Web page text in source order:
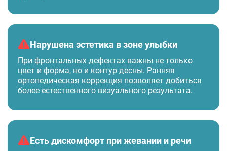
Нарушена эстетика в зоне улыбки
При фронтальных дефектах важны не только
цвет и форма, но и контур десны. Ранняя
ортопедическая коррекция позволяет добиться
более естественного визуального результата.
Есть дискомфорт при жевании и речи